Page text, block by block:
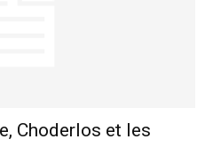
Choderlos et les